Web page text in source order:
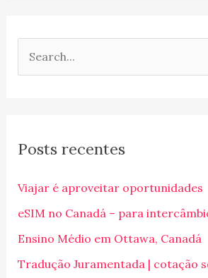
u
s
a
r
p
Posts recentes
Viajar é aproveitar oportunidades
eSIM no Canadá – para
Ensino Médio em Ottawa, Canadá
Tradução Juramentada | cotação